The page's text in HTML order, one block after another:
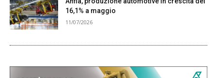
16,1% a maggio
11/07/2026